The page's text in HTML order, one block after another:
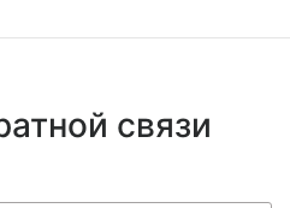
связи